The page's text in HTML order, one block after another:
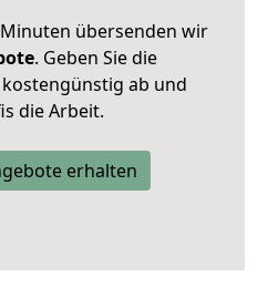
übersenden wir
. Geben Sie die
ab und
die Arbeit.
erhalten